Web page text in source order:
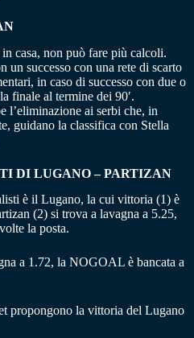
casa, non può fare più calcoli.
un successo con una rete di scarto
in caso di successo con due o
finale al termine dei 90′.
l’eliminazione ai serbi che, in
guidano la classifica con Stella
DI LUGANO– PARTIZAN
è il Lugano, la cui vittoria (1) è
(2) si trova a lavagna a 5.25,
la posta.
a 1.72, la NOGOAL è bancata a
propongono la vittoria del Lugano